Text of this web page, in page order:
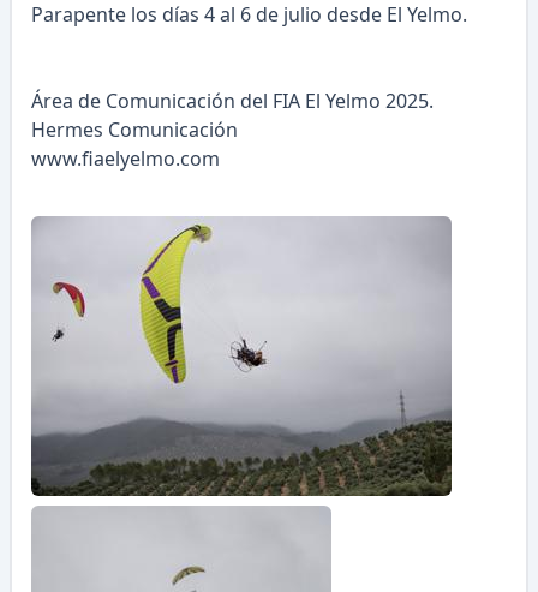
Parapente los días 4 al 6 de julio desde El Yelmo.
Área de Comunicación del FIA El Yelmo 2025.
Hermes Comunicación
www.fiaelyelmo.com